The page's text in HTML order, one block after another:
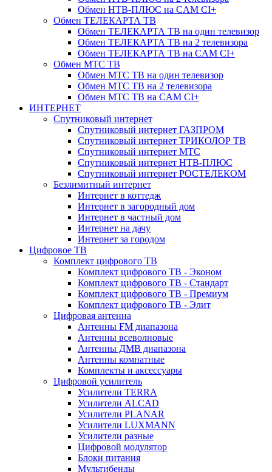
Обмен НТВ-ПЛЮС на CAM CI+
Обмен ТЕЛЕКАРТА ТВ
Обмен ТЕЛЕКАРТА ТВ на один телевизор
Обмен ТЕЛЕКАРТА ТВ на 2 телевизора
Обмен ТЕЛЕКАРТА ТВ на CAM CI+
Обмен МТС ТВ
Обмен МТС ТВ на один телевизор
Обмен МТС ТВ на 2 телевизора
Обмен МТС ТВ на CAM CI+
ИНТЕРНЕТ
Спутниковый интернет
Спутниковый интернет ГАЗПРОМ
Спутниковый интернет ТРИКОЛОР ТВ
Спутниковый интернет МТС
Спутниковый интернет НТВ-ПЛЮС
Спутниковый интернет РОСТЕЛЕКОМ
Безлимитный интернет
Интернет в коттедж
Интернет в загородный дом
Интернет в частный дом
Интернет на дачу
Интернет за городом
Цифровое ТВ
Комплект цифрового ТВ
Комплект цифрового ТВ - Эконом
Комплект цифрового ТВ - Стандарт
Комплект цифрового ТВ - Премиум
Комплект цифрового ТВ - Элит
Цифровая антенна
Антенны FM диапазона
Антенны всеволновые
Антенны ДМВ диапазона
Антенны комнатные
Комплекты и аксессуары
Цифровой усилитель
Усилители TERRA
Усилители ALCAD
Усилители PLANAR
Усилители LUXMANN
Усилители разные
Цифровой модулятор
Блоки питания
Мультибенды